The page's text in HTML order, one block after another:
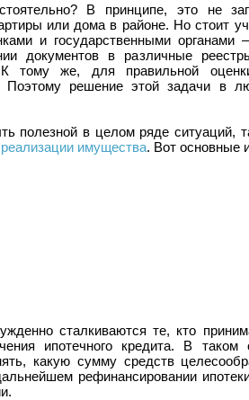
В принципе, это не
или дома в районе. Но стоит
и государственными органами
документов в различные
тому же, для правильной
Поэтому решение этой задачи в
полезной в целом ряде ситуаций,
реализации имущества. Вот основные
сталкиваются те, кто
ипотечного кредита. В таком
какую сумму средств
рефинансировании